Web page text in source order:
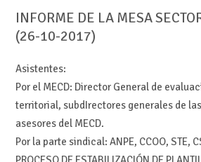
INFORME DE LA MESA
(26-10-2017)
Asistentes:
Por el MECD: Director General de
territorial, subdIrectores generales de
asesores del MECD.
Por la parte sindical: ANPE, CCOO, STE,